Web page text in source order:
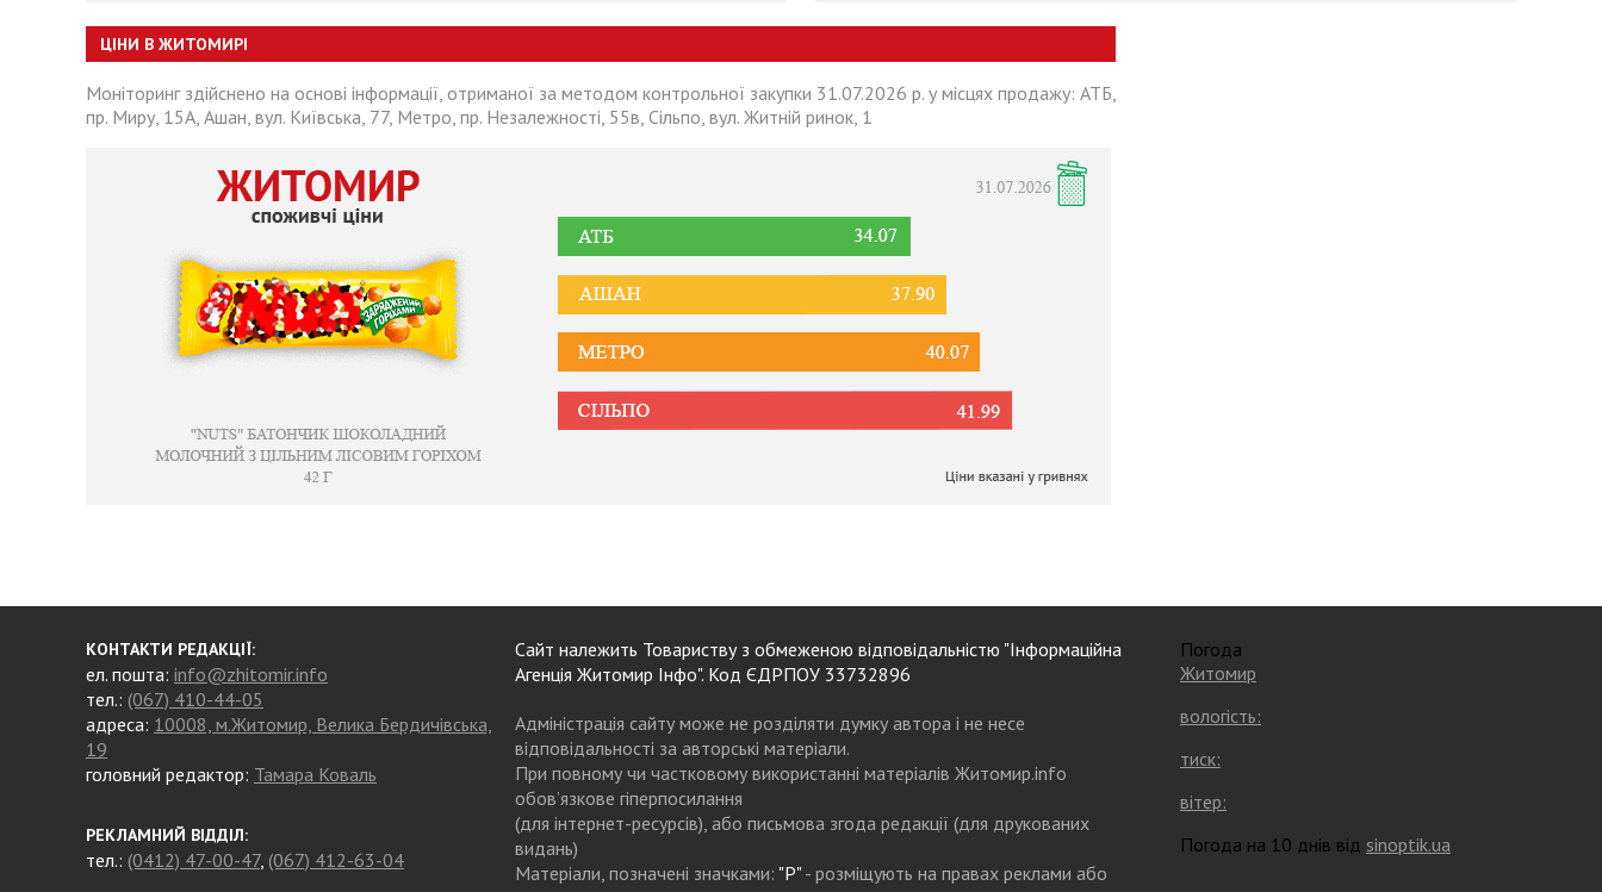
ЦІНИ В ЖИТОМИРІ
Моніторинг здійснено на основі інформації, отриманої за методом контрольної закупки 31.07.2026 р. у місцях продажу: АТБ,
пр. Миру, 15А, Ашан, вул. Київська, 77, Метро, пр. Незалежності, 55в, Сільпо, вул. Житній ринок, 1
КОНТАКТИ РЕДАКЦІЇ:
ел. пошта: info@zhitomir.info
тел.: (067) 410-44-05
адреса: 10008, м.Житомир, Велика Бердичівська,
19
головний редактор: Тамара Коваль
РЕКЛАМНИЙ ВІДДІЛ:
тел.: (0412) 47-00-47, (067) 412-63-04
Сайт належить Товариству з обмеженою відповідальністю "Інформаційна
Агенція Житомир Інфо". Код ЄДРПОУ 33732896
Адміністрація сайту може не розділяти думку автора і не несе
відповідальності за авторські матеріали.
При повному чи частковому використанні матеріалів Житомир.info
обов’язкове гіперпосилання
(для інтернет-ресурсів), або письмова згода редакції (для друкованих
видань)
Матеріали, позначені значками: "Р"- розміщують на правах реклами або
Погода
Житомир
вологість:
тиск:
вітер:
Погода на 10 днів від sinoptik.ua